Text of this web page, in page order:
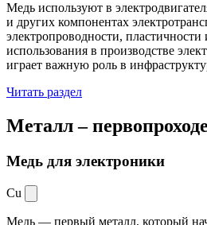
Медь используют в
и других компонентах
электропроводности,
использования в производстве
играет важную роль в
Читать раздел
Металл –
Медь для электроники
Cu
Медь — первый металл, который